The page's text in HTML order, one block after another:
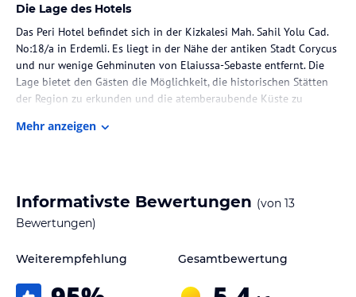
Die Lage des Hotels
Das Peri Hotel befindet sich in der Kizkalesi Mah. Sahil Yolu Cad.
No:18/a in Erdemli. Es liegt in der Nähe der antiken Stadt Corycus
und nur wenige Gehminuten von Elaiussa-Sebaste entfernt. Die
Lage bietet den Gästen die Möglichkeit, die historischen Stätten
der Region zu erkunden und die atemberaubende Küste zu
Unterhaltungsmöglichkeiten ist ebenfalls leicht zu erreichen.
modernen Annehmlichkeiten wie einem Kühlschrank und einem
LED-Fernseher ausgestattet sind. Jedes Zimmer verfügt über ein
Haartrockner. Kostenloses WLAN ist in allen Zimmern verfügbar.
angenehmen Rückzugsort für die Gäste.
Mehr anzeigen
Informativste Bewertungen (von 13
Bewertungen)
Weiterempfehlung Gesamtbewertung